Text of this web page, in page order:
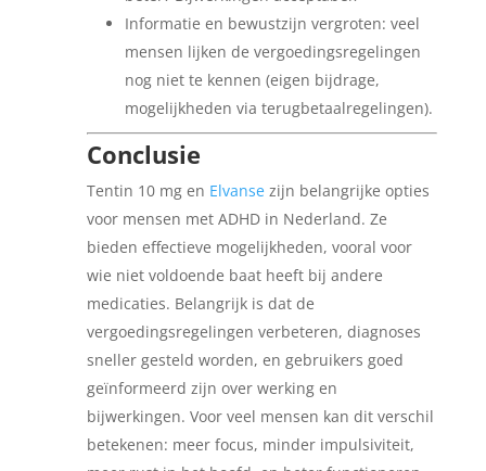
Informatie en bewustzijn vergroten: veel
mensen lijken de vergoedingsregelingen
nog niet te kennen (eigen bijdrage,
mogelijkheden via terugbetaalregelingen).
Conclusie
Tentin 10 mg en Elvansezijn belangrijke opties
voor mensen met ADHD in Nederland. Ze
bieden effectieve mogelijkheden, vooral voor
wie niet voldoende baat heeft bij andere
medicaties. Belangrijk is dat de
vergoedingsregelingen verbeteren, diagnoses
sneller gesteld worden, en gebruikers goed
geïnformeerd zijn over werking en
bijwerkingen. Voor veel mensen kan dit verschil
betekenen: meer focus, minder impulsiviteit,